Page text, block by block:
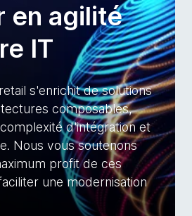
en agilité
IT
s'enrichit de solutions
composables,
d'intégration et
Nous vous soutenons
profit de ces
une modernisation